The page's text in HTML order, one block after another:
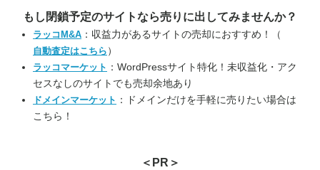
もし閉鎖予定のサイトなら売りに出してみませんか？
ラッコM&A ：収益力があるサイトの売却におすすめ！（
自動査定はこちら ）
ラッコマーケット ：WordPressサイト特化！未収益化・アク
セスなしのサイトでも売却余地あり
ドメインマーケット ：ドメインだけを手軽に売りたい場合は
こちら！
＜PR＞